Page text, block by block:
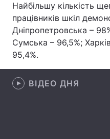
Зброя
Здоров'я
Екологія
Найбільшу кількість
працівників шкіл
Дніпропетровська –
Сумська – 96,5%;
95,4%.
ВІДЕО ДНЯ